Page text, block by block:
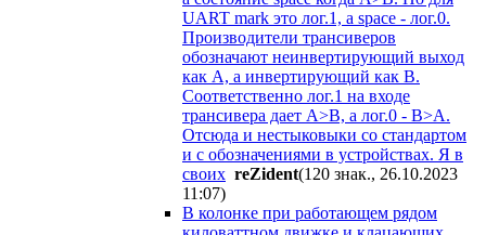
UART mark это лог.1, а space - лог.0.
Производители трансиверов
обозначают неинвертирующий выход
как A, а инвертирующий как B.
Соответственно лог.1 на входе
трансивера дает A>B, а лог.0 - B>A.
Отсюда и нестыковыки со стандартом
и с обозначениями в устройствах. Я в
своих reZident(120 знак., 26.10.2023
11:07)
В колонке при работающем рядом